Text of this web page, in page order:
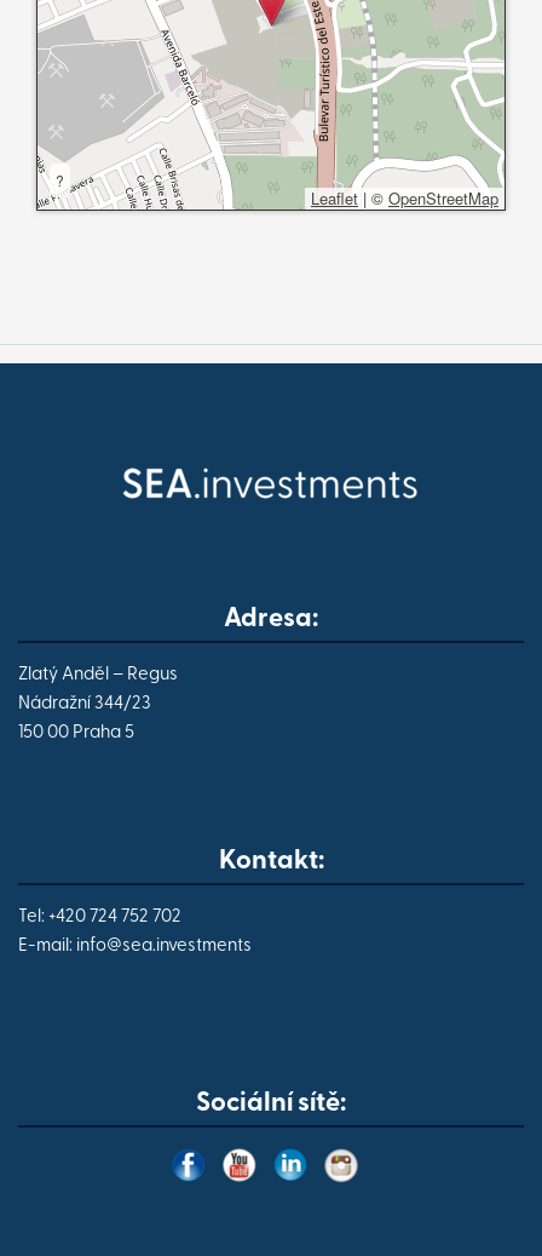
?
Leaflet | © OpenStreetMap
Adresa:
Zlatý Anděl – Regus
Nádražní 344/23
150 00 Praha 5
Kontakt:
Tel: +420 724 752 702
E-mail: info@sea.investments
Sociální sítě: